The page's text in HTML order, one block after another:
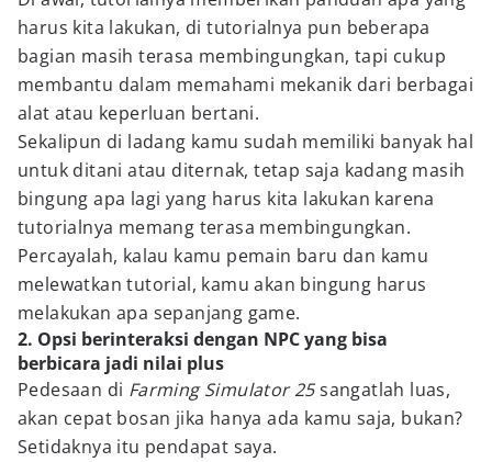
harus kita lakukan, di tutorialnya pun beberapa
bagian masih terasa membingungkan, tapi cukup
membantu dalam memahami mekanik dari berbagai
alat atau keperluan bertani.
Sekalipun di ladang kamu sudah memiliki banyak hal
untuk ditani atau diternak, tetap saja kadang masih
bingung apa lagi yang harus kita lakukan karena
tutorialnya memang terasa membingungkan.
Percayalah, kalau kamu pemain baru dan kamu
melewatkan tutorial, kamu akan bingung harus
melakukan apa sepanjang game.
2. Opsi berinteraksi dengan NPC yang bisa
berbicara jadi nilai plus
Pedesaan di Farming Simulator 25sangatlah luas,
akan cepat bosan jika hanya ada kamu saja, bukan?
Setidaknya itu pendapat saya.